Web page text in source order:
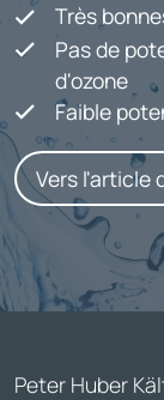
Très
Pas de
d'ozone
Faible
Vers l'article
Peter Huber